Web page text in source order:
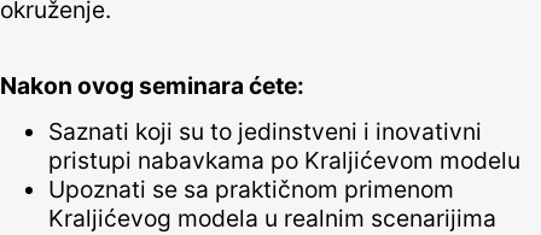
okruženje.
Nakon ovog seminara ćete:
Saznati koji su to jedinstveni i inovativni
pristupi nabavkama po Kraljićevom modelu
Upoznati se sa praktičnom primenom
Kraljićevog modela u realnim scenarijima